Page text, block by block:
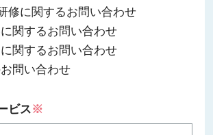
修に関するお問い合わせ
関するお問い合わせ
関するお問い合わせ
問い合わせ
ビス※